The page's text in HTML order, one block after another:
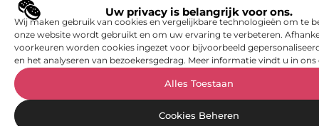
Uw privacy is belangrijk voor ons.
Wij maken gebruik van cookies en vergelijkbare technologieën om te
onze website wordt gebruikt en om uw ervaring te verbeteren.
voorkeuren worden cookies ingezet voor bijvoorbeeld
en het analyseren van bezoekersgedrag. Meer informatie vindt u in ons
Alles Toestaan
Cookies Beheren
Remote
Teams Are
Rethinking
Data
Visualisation
Jouw
blog
verdient
een
podium!
Heb jij een
verhaal,
idee of